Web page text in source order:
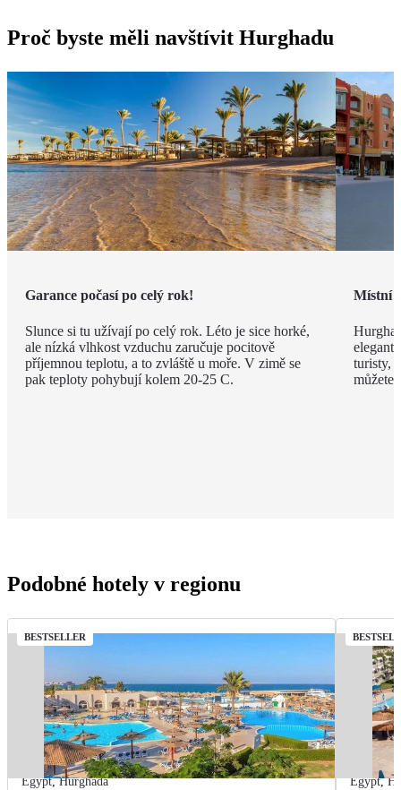
Proč byste měli navštívit Hurghadu
Garance počasí po celý rok!
Slunce si tu užívají po celý rok. Léto je sice horké,
ale nízká vlhkost vzduchu zaručuje pocitově
příjemnou teplotu, a to zvláště u moře. V zimě se
pak teploty pohybují kolem 20-25 C.
Místní
turisty,
můžete
Podobné hotely v regionu
BESTSELLER
Egypt,Hurghada Egypt,